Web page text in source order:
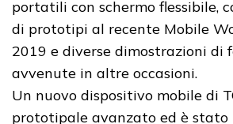
portatili con schermo flessibile,
di prototipi al recente Mobile
2019 e diverse dimostrazioni di
avvenute in altre occasioni.
Un nuovo dispositivo mobile di
prototipale avanzato ed è stato